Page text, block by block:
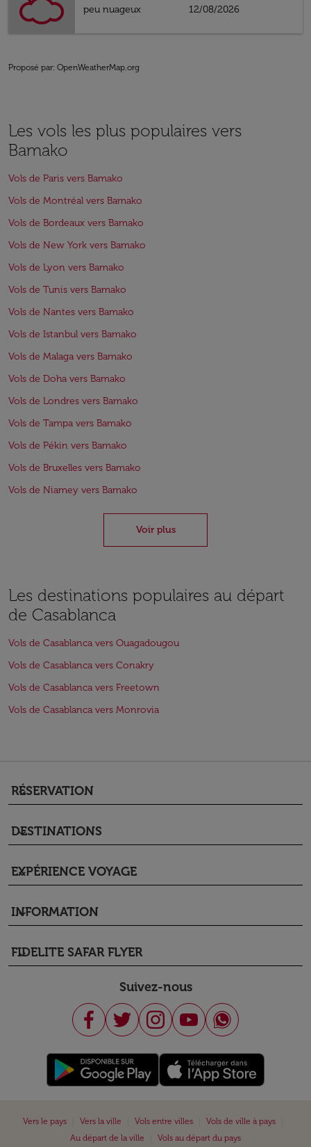
peu nuageux
12/08/2026
Proposé par: OpenWeatherMap.org
Les vols les plus populaires vers
Bamako
Vols de Paris vers Bamako
Vols de Montréal vers Bamako
Vols de Bordeaux vers Bamako
Vols de New York vers Bamako
Vols de Lyon vers Bamako
Vols de Tunis vers Bamako
Vols de Nantes vers Bamako
Vols de Istanbul vers Bamako
Vols de Malaga vers Bamako
Vols de Doha vers Bamako
Vols de Londres vers Bamako
Vols de Tampa vers Bamako
Vols de Pékin vers Bamako
Vols de Bruxelles vers Bamako
Vols de Niamey vers Bamako
Voir plus
Les destinations populaires au départ
de Casablanca
Vols de Casablanca vers Ouagadougou
Vols de Casablanca vers Conakry
Vols de Casablanca vers Freetown
Vols de Casablanca vers Monrovia
RÉSERVATION
keyboard_arrow_down
DESTINATIONS
keyboard_arrow_down
EXPÉRIENCE VOYAGE
keyboard_arrow_down
INFORMATION
keyboard_arrow_down
FIDELITE SAFAR FLYER
keyboard_arrow_down
Suivez-nous
Vers le pays Vers la ville Vols entre villes Vols de ville à pays
Au départ de la ville
Vols au départ du pays